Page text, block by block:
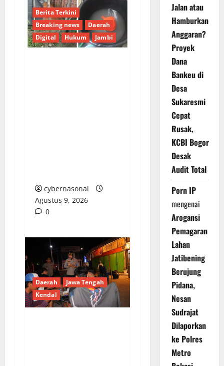
Berita Terkini
Breaking news
Daerah
Digital
Hukum Jambi
cybernasonal
Agustus 9, 2026
0
Daerah
Jawa Tengah
Kendal
Jalan atau
Hamburkan
Anggaran?
Proyek
Dana
Bankeu di
Desa
Sukaresmi
Cepat
Rusak,
KCBI Bogor
Desak
Audit Total
Porn IP
mengenai
Arogansi
Pemagaran
Lahan
Jatibening
Berujung
Pidana,
Nesan
Sudrajat
Dilaporkan
ke Polres
Metro